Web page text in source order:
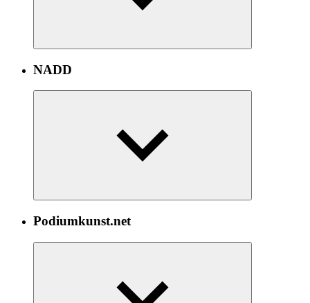
NADD
Podiumkunst.net